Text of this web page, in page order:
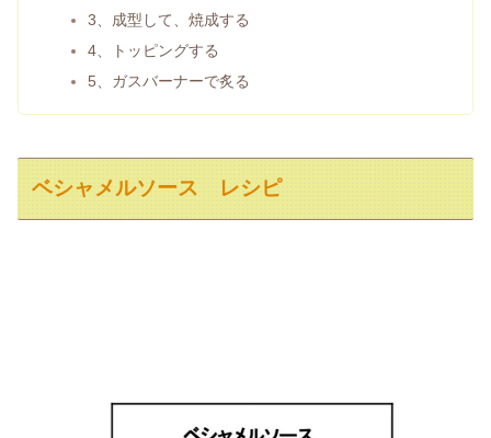
3、成型して、焼成する
4、トッピングする
5、ガスバーナーで炙る
ベシャメルソース レシピ